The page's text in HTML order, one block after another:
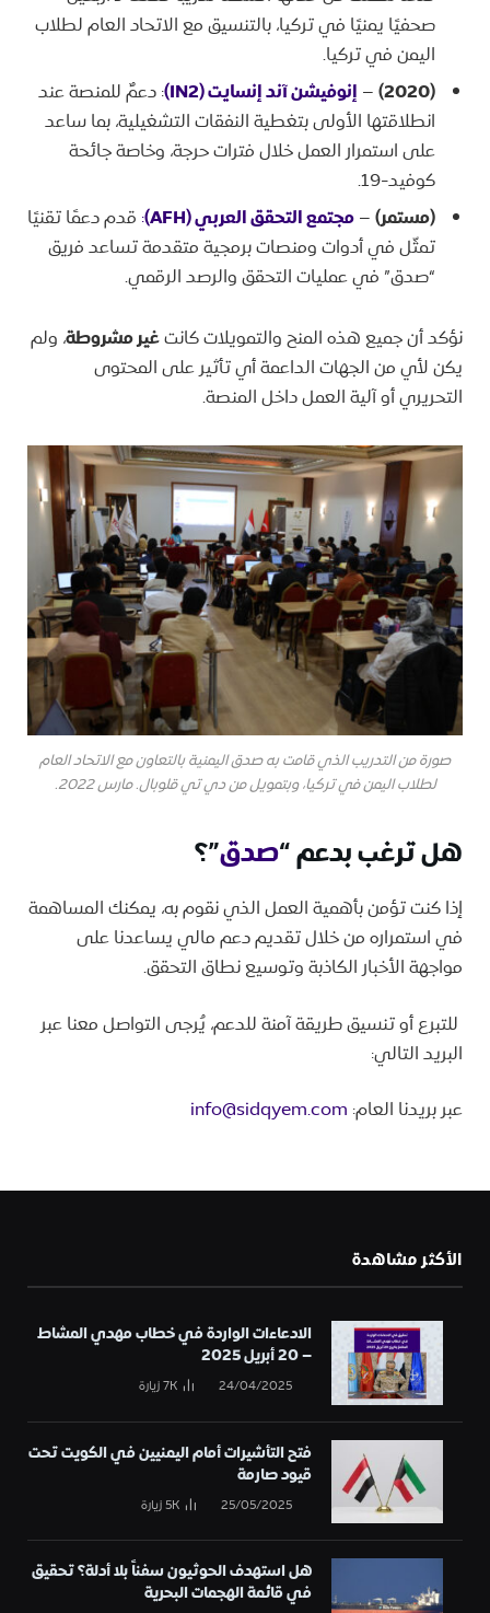
صحفيًا يمنيًا في تركيا، بالتنسيق مع الاتحاد العام لطلاب
اليمن في تركيا.
(2020)
– إنوفيشن آند إنسايت (IN2)
: دعمٌ للمنصة عند
انطلاقتها الأولى بتغطية النفقات التشغيلية، بما ساعد
على استمرار العمل خلال فترات حرجة، وخاصة جائحة
كوفيد-19.
(مستمر)–مجتمع التحقق العربي (AFH) : قدم دعمًا تقنيًا
تمثّل في أدوات ومنصات برمجية متقدمة تساعد فريق
“صدق” في عمليات التحقق والرصد الرقمي.
نؤكد أن جميع هذه المنح والتمويلات كانتغير مشروطة، ولم
يكن لأي من الجهات الداعمة أي تأثير على المحتوى
التحريري أو آلية العمل داخل المنصة.
صورة من التدريب الذي قامت به صدق اليمنية بالتعاون مع الاتحاد العام
لطلاب اليمن في تركيا، وبتمويل من دي تي قلوبال. مارس 2022.
هل ترغب بدعم “صدق”؟
إذا كنت تؤمن بأهمية العمل الذي نقوم به، يمكنك المساهمة
في استمراره من خلال تقديم دعم مالي يساعدنا على
مواجهة الأخبار الكاذبة وتوسيع نطاق التحقق.
للتبرع أو تنسيق طريقة آمنة للدعم، يُرجى التواصل معنا عبر
البريد التالي:
عبر بريدنا العام: info@sidqyem.com
الأكثر مشاهدة
الادعاءات الواردة في خطاب مهدي المشاط
– 20 أبريل 2025
24/04/2025
7Kزيارة
فتح التأشيرات أمام اليمنيين في الكويت تحت
قيود صارمة
25/05/2025
5Kزيارة
هل استهدف الحوثيون سفناً بلا أدلة؟ تحقيق
في قائمة الهجمات البحرية